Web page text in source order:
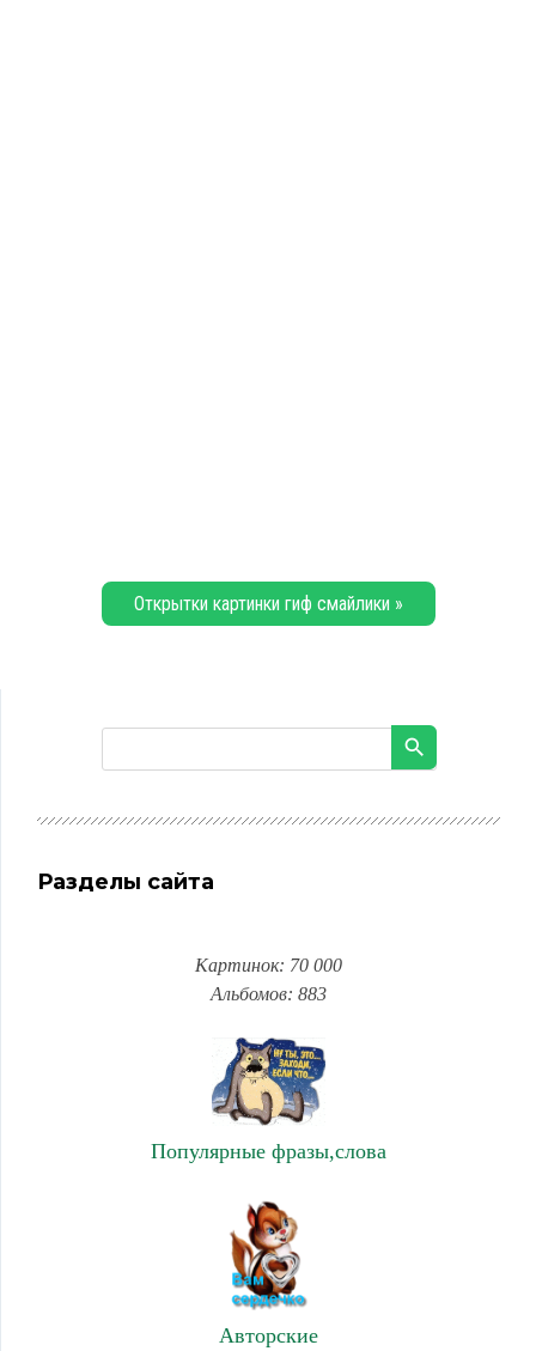
Открытки картинки гиф смайлики »
Разделы сайта
Картинок: 70 000
Альбомов: 883
Популярные фразы,слова
Авторские